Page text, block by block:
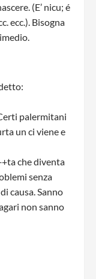
(E’ nicu; é
ecc.). Bisogna
palermitani
un ci viene e
che diventa
senza
causa. Sanno
non sanno